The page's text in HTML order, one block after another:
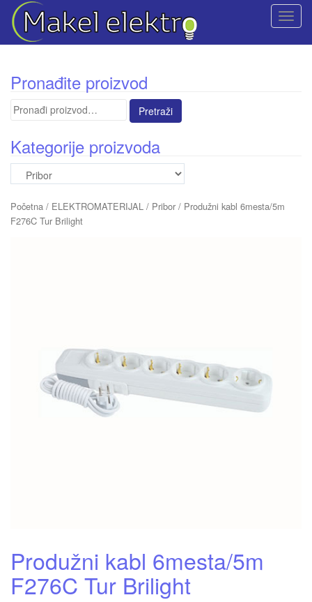
T
Pronađite proizvod
Pretraga
Kategorije proizvoda
Početna / ELEKTROMATERIJAL / Pribor / Produžni kabl 6mesta/5m
F276C Tur Brilight
Produžni kabl 6mesta/5m
F276C Tur Brilight